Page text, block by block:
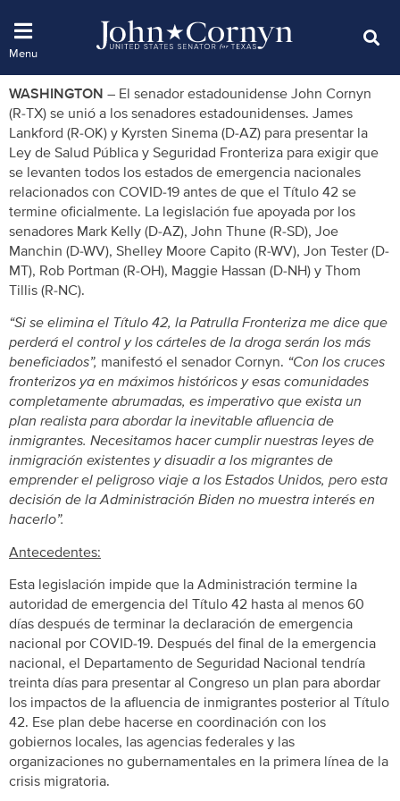
WASHINGTON – El senador estadounidense John Cornyn
(R-TX) se unió a los senadores estadounidenses. James
Lankford (R-OK) y Kyrsten Sinema (D-AZ) para presentar la
Ley de Salud Pública y Seguridad Fronteriza para exigir que
se levanten todos los estados de emergencia nacionales
relacionados con COVID-19 antes de que el Título 42 se
termine oficialmente. La legislación fue apoyada por los
senadores Mark Kelly (D-AZ), John Thune (R-SD), Joe
Manchin (D-WV), Shelley Moore Capito (R-WV), Jon Tester (D-
MT), Rob Portman (R-OH), Maggie Hassan (D-NH) y Thom
Tillis (R-NC).
“Si se elimina el Título 42, la Patrulla Fronteriza me dice que
perderá el control y los cárteles de la droga serán los más
beneficiados”, manifestó el senador Cornyn. “Con los cruces
fronterizos ya en máximos históricos y esas comunidades
completamente abrumadas, es imperativo que exista un
plan realista para abordar la inevitable afluencia de
inmigrantes. Necesitamos hacer cumplir nuestras leyes de
inmigración existentes y disuadir a los migrantes de
emprender el peligroso viaje a los Estados Unidos, pero esta
decisión de la Administración Biden no muestra interés en
hacerlo”.
Antecedentes:
Esta legislación impide que la Administración termine la
autoridad de emergencia del Título 42 hasta al menos 60
días después de terminar la declaración de emergencia
nacional por COVID-19. Después del final de la emergencia
nacional, el Departamento de Seguridad Nacional tendría
treinta días para presentar al Congreso un plan para abordar
los impactos de la afluencia de inmigrantes posterior al Título
42. Ese plan debe hacerse en coordinación con los
gobiernos locales, las agencias federales y las
organizaciones no gubernamentales en la primera línea de la
crisis migratoria.